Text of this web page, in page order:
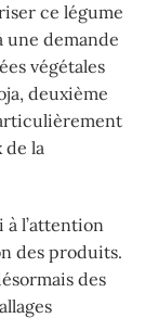
ce légume
une demande
végétales
deuxième
de la
à l’attention
des produits.
des